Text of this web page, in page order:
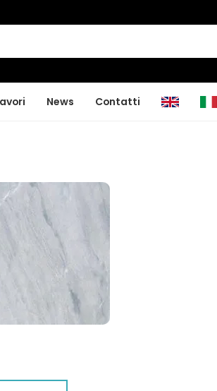
News Contatti